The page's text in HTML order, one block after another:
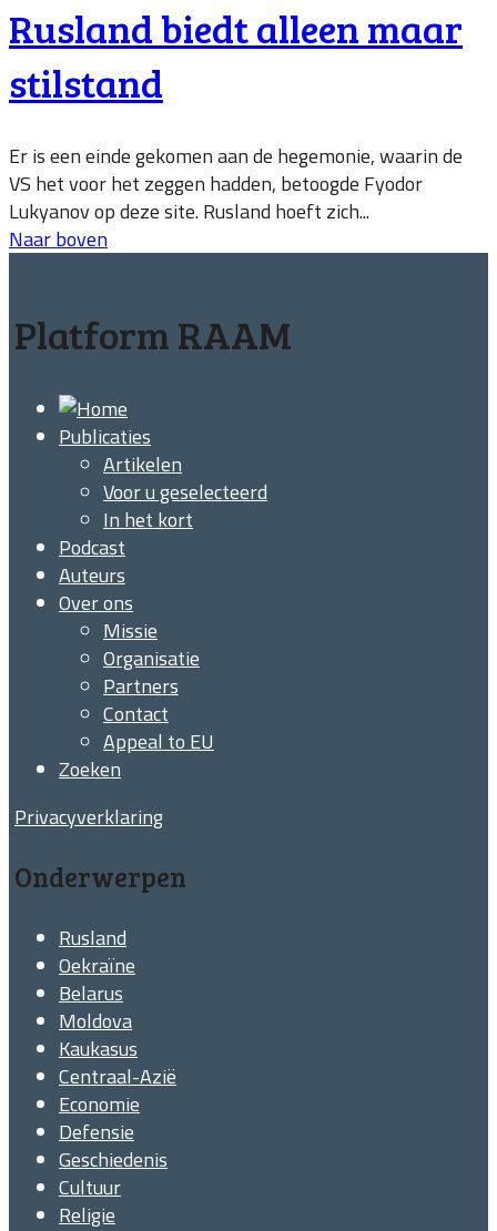
Rusland biedt alleen maar
stilstand
Er is een einde gekomen aan de hegemonie, waarin de
VS het voor het zeggen hadden, betoogde Fyodor
Lukyanov op deze site. Rusland hoeft zich...
Naar boven
Platform RAAM
Publicaties
Artikelen
Voor u geselecteerd
In het kort
Podcast
Auteurs
Over ons
Missie
Organisatie
Partners
Contact
Appeal to EU
Zoeken
Privacyverklaring
Onderwerpen
Rusland
Oekraïne
Belarus
Moldova
Kaukasus
Centraal-Azië
Economie
Defensie
Geschiedenis
Cultuur
Religie